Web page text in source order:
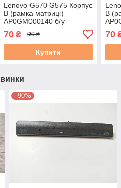
Lenovo G570 G575 Корпус
B (рамка матриці)
AP0GM000140 б/у
70₴ 90 ₴
Купити
B
70
–90%